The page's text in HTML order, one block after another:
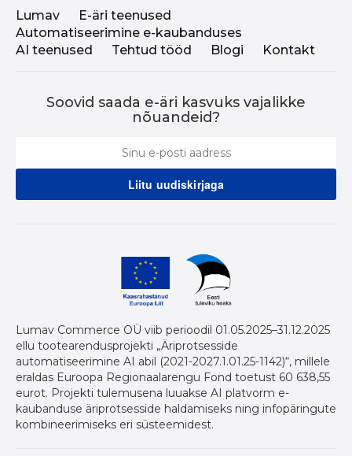
Lumav
E-äri teenused
Automatiseerimine e-kaubanduses
AI teenused
Tehtud tööd Blogi Kontakt
Soovid saada e-äri kasvuks vajalikke
nõuandeid?
Lumav Commerce OÜ viib perioodil 01.05.2025–31.12.2025
ellu tootearendusprojekti „Äriprotsesside
automatiseerimine AI abil (2021-2027.1.01.25-1142)“, millele
eraldas Euroopa Regionaalarengu Fond toetust 60 638,55
eurot. Projekti tulemusena luuakse AI platvorm e-
kaubanduse äriprotsesside haldamiseks ning infopäringute
kombineerimiseks eri süsteemidest.